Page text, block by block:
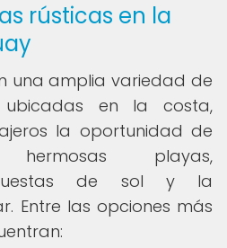
rústicas en la
una amplia variedad de
ubicadas en la costa,
la oportunidad de
playas,
puestas de sol y la
Entre las opciones más